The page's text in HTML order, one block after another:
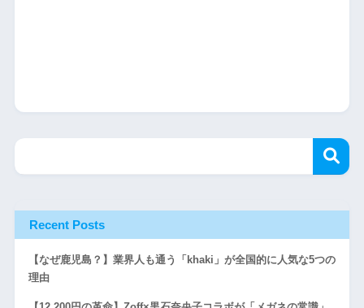
Recent Posts
【なぜ鹿児島？】業界人も通う「khaki」が全国的に人気な5つの
理由